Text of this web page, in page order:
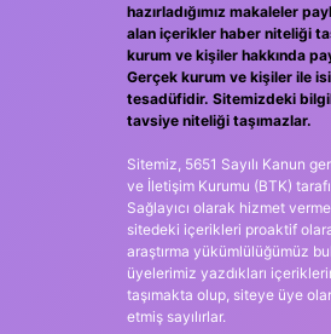
hazırladığımız makaleler
alan içerikler haber niteliği
kurum ve kişiler hakkında
Gerçek kurum ve kişiler ile
tesadüfidir. Sitemizdeki
tavsiye niteliği taşımazlar.
Sitemiz, 5651 Sayılı Kanun
ve İletişim Kurumu (BTK)
Sağlayıcı olarak hizmet
sitedeki içerikleri proaktif
araştırma yükümlülüğümüz
üyelerimiz yazdıkları
taşımakta olup, siteye üye
etmiş sayılırlar.